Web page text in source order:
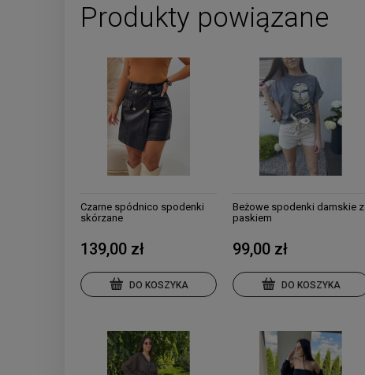
Produkty powiązane
Czarne spódnico spodenki
skórzane
139,00 zł
DO KOSZYKA
Beżowe spodenki damskie z
paskiem
99,00 zł
DO KOSZYKA